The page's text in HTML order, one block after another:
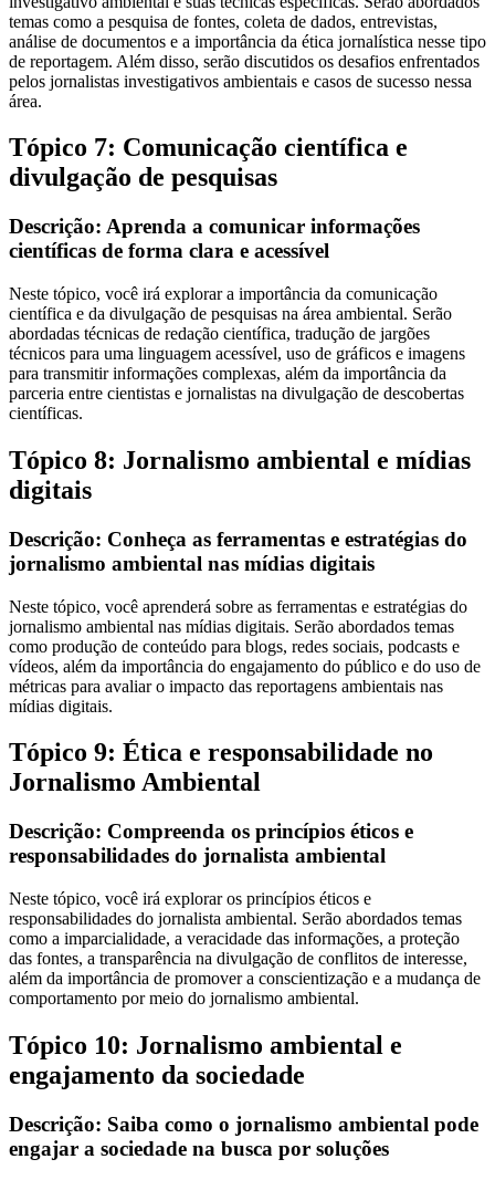
temas como a pesquisa de fontes, coleta de dados, entrevistas,
análise de documentos e a importância da ética jornalística nesse tipo
de reportagem. Além disso, serão discutidos os desafios enfrentados
pelos jornalistas investigativos ambientais e casos de sucesso nessa
área.
Tópico 7: Comunicação científica e
divulgação de pesquisas
Descrição: Aprenda a comunicar informações
científicas de forma clara e acessível
Neste tópico, você irá explorar a importância da comunicação
científica e da divulgação de pesquisas na área ambiental. Serão
abordadas técnicas de redação científica, tradução de jargões
técnicos para uma linguagem acessível, uso de gráficos e imagens
para transmitir informações complexas, além da importância da
parceria entre cientistas e jornalistas na divulgação de descobertas
científicas.
Tópico 8: Jornalismo ambiental e mídias
digitais
Descrição: Conheça as ferramentas e estratégias do
jornalismo ambiental nas mídias digitais
Neste tópico, você aprenderá sobre as ferramentas e estratégias do
jornalismo ambiental nas mídias digitais. Serão abordados temas
como produção de conteúdo para blogs, redes sociais, podcasts e
vídeos, além da importância do engajamento do público e do uso de
métricas para avaliar o impacto das reportagens ambientais nas
mídias digitais.
Tópico 9: Ética e responsabilidade no
Jornalismo Ambiental
Descrição: Compreenda os princípios éticos e
responsabilidades do jornalista ambiental
Neste tópico, você irá explorar os princípios éticos e
responsabilidades do jornalista ambiental. Serão abordados temas
como a imparcialidade, a veracidade das informações, a proteção
das fontes, a transparência na divulgação de conflitos de interesse,
além da importância de promover a conscientização e a mudança de
comportamento por meio do jornalismo ambiental.
Tópico 10: Jornalismo ambiental e
engajamento da sociedade
Descrição: Saiba como o jornalismo ambiental pode
engajar a sociedade na busca por soluções